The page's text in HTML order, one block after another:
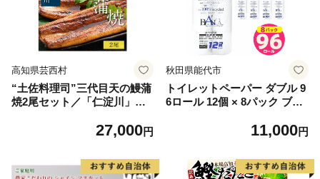
高知県芸西村
“土佐料理司”三代目天の鰻蒲
焼2尾セット／「仁淀川」水
殖 国産・高知県産〈高知市共
27,000円
秋田県能代市
トイレットペーパー ダブル 9
6ロール 12個 × 8パック ブラ
用品 消耗品 無香料 生活用品
11,000円